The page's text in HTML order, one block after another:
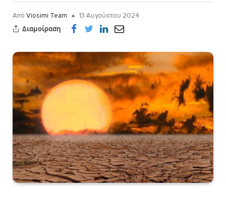
Από Viosimi Team
13 Αυγούστου 2024
Διαμοίραση